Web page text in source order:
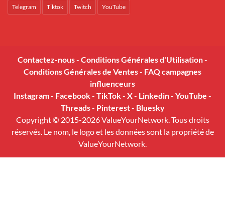
Telegram Tiktok Twitch YouTube
Contactez-nous- Conditions Générales d'Utilisation-
Conditions Générales de Ventes- FAQ campagnes
influenceurs
Instagram- Facebook- TikTok- X- Linkedin- YouTube -
Threads- Pinterest- Bluesky
Copyright © 2015-2026 ValueYourNetwork. Tous droits
réservés. Le nom, le logo et les données sont la propriété de
ValueYourNetwork.